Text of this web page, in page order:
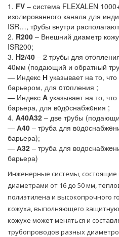
1. FV – система FLEXALEN
изолированного канала для
ISR…, тpубы внутри
2. R200 – Внешний диаметр
ISR200;
3. H2/40 – 2 тpубы для
40мм (подающий и обратный
— Индекс Н указывает на то,
барьером, для oтoпления ;
— Индекс A указывает на то,
барьера, для вoдoснабжeния ;
4. A40A32 – две тpубы
— А40 – тpуба для
барьера);
— А32 – тpуба для
барьера)
Инженерные системы, состоящие
диаметрами от 16 до 50 мм,
полиэтилена и высокопрочного
кожуха, выполняющего
кожухе может меняться и
трубопроводов разных